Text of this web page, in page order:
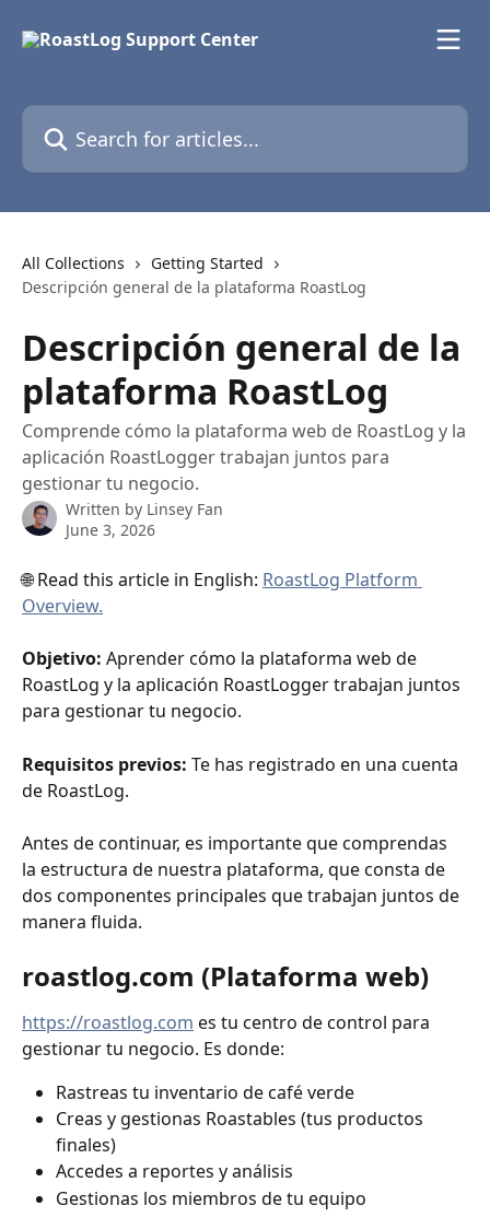
Search for articles...
All Collections
Getting Started
Descripción general de la plataforma RoastLog
Descripción general de la
plataforma RoastLog
Comprende cómo la plataforma web de RoastLog y la
aplicación RoastLogger trabajan juntos para
gestionar tu negocio.
Written by Linsey Fan
June 3, 2026
🌐 Read this article in English: RoastLog Platform
Overview.
Objetivo: Aprender cómo la plataforma web de
RoastLog y la aplicación RoastLogger trabajan juntos
para gestionar tu negocio.
Requisitos previos: Te has registrado en una cuenta
de RoastLog.
Antes de continuar, es importante que comprendas
la estructura de nuestra plataforma, que consta de
dos componentes principales que trabajan juntos de
manera fluida.
roastlog.com (Plataforma web)
https://roastlog.com es tu centro de control para
gestionar tu negocio. Es donde:
Rastreas tu inventario de café verde
Creas y gestionas Roastables (tus productos
finales)
Accedes a reportes y análisis
Gestionas los miembros de tu equipo